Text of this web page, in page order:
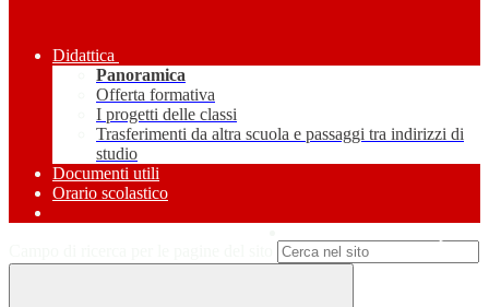
Didattica
Panoramica
Offerta formativa
I progetti delle classi
Trasferimenti da altra scuola e passaggi tra indirizzi di
studio
Documenti utili
Orario scolastico